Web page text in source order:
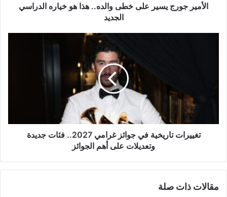
الدراسي
الأمير جورج يسير على خطى والده.. هذا هو خياره الدراسي
الجديد
وتعديلات
تغييرات تاريخية في جوائز غرامي 2027.. فئات جديدة
وتعديلات على أهم الجوائز
مقالات ذات صلة